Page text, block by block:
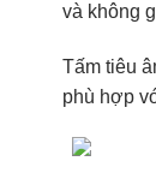
và không
Tấm tiêu
phù hợp